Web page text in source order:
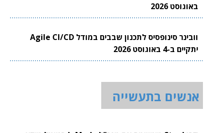
באוגוסט 2026
וובינר סינופסיס לתכנון שבבים במודל Agile CI/CD
יתקיים ב-4 באוגוסט 2026
אנשים בתעשייה